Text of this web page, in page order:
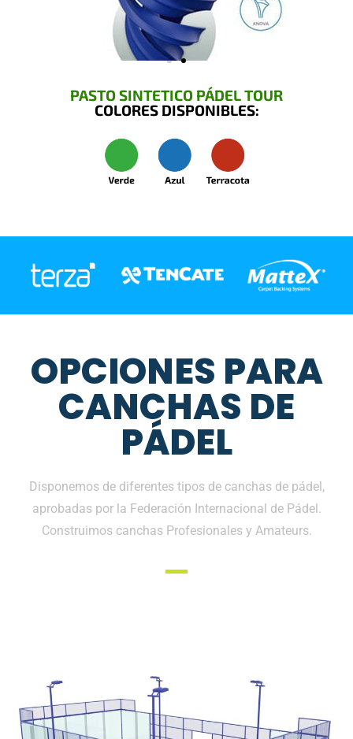
PASTO SINTETICO PÁDEL TOUR
COLORES DISPONIBLES:
OPCIONES PARA
CANCHAS DE
PÁDEL
Disponemos de diferentes tipos de canchas de pádel,
aprobadas por la Federación Internacional de Pádel.
Construimos canchas Profesionales y Amateurs.